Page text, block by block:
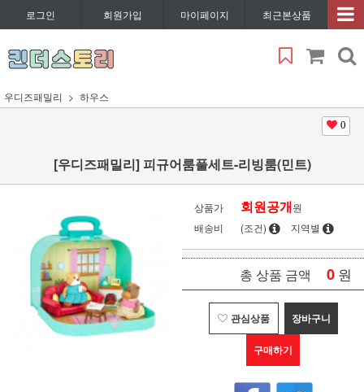
로그인 회원가입 마이페이지 최근본상품
우디즈패밀리 하우스
0
[우디즈패밀리] 피규어룸풀세트-리빙룸(민트)
상품가 회원공개원
배송비
(조건) 지역별
총 상품 금액 0 원
관심상품 장바구니
구매하기